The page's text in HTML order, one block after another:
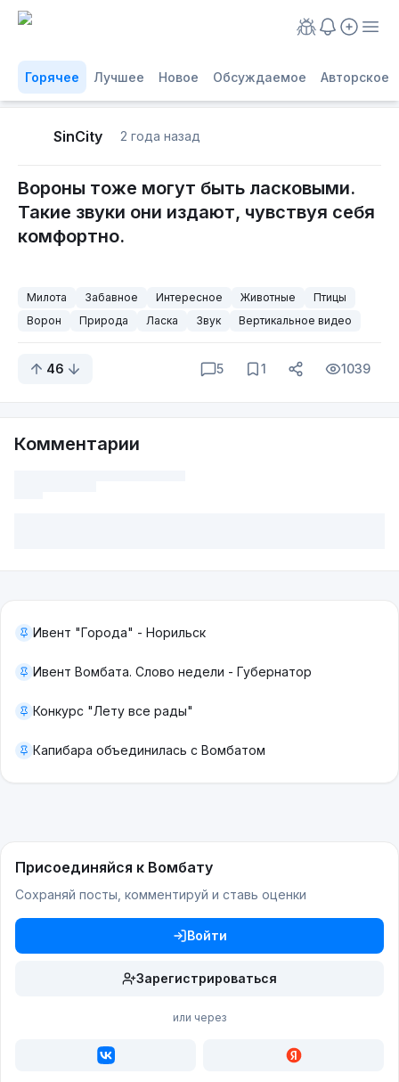
Горячее Лучшее Новое Обсуждаемое Авторское
SinCity 2 года назад
Вороны тоже могут быть ласковыми.
Такие звуки они издают, чувствуя себя
комфортно.
Милота Забавное Интересное Животные
Птицы
Ворон
Природа Ласка Звук Вертикальное видео
46 5 1 1039
Комментарии
Ивент "Города" - Норильск
Ивент Вомбата. Слово недели - Губернатор
Конкурс "Лету все рады"
Капибара объединилась с Вомбатом
Присоединяйся к Вомбату
Сохраняй посты, комментируй и ставь оценки
Войти
Зарегистрироваться
или через